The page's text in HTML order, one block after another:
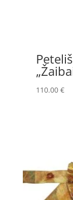
110.00 €